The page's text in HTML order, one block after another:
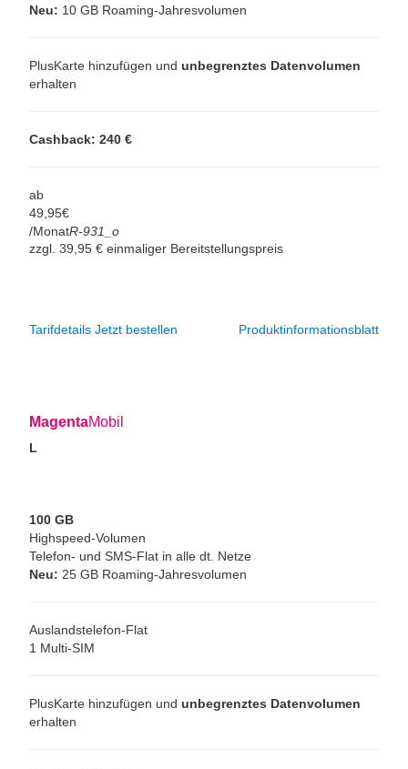
Neu: 10 GB Roaming-Jahresvolumen
PlusKarte hinzufügen und unbegrenztes Datenvolumen
erhalten
Cashback: 240 €
ab
49, 95€
/MonatR-931_o
zzgl. 39,95 € einmaliger Bereitstellungspreis
Produktinformationsblatt
Tarifdetails Jetzt bestellen
MagentaMobil
L
100 GB
Highspeed-Volumen
Telefon- und SMS-Flat in alle dt. Netze
Neu: 25 GB Roaming-Jahresvolumen
Auslandstelefon-Flat
1 Multi-SIM
PlusKarte hinzufügen und unbegrenztes Datenvolumen
erhalten